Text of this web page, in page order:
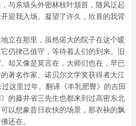
与东墙头外密林枝叶颔首，随风泛起
迎我入场。凝望了许久，欣喜的我背
立在那里，虽然偌大的院子在这个暖
仍律己值守，等待着人们的到来。旧
却又像是莫言在，大师们也在，早已
著名作家、诺贝尔文学奖获得者大江
这里过年。翻译《丰乳肥臀》的吉田
的藤井省三先生也都来到过高密东北
以想象昔日欢快的场景，那衣袂的飘
还在。